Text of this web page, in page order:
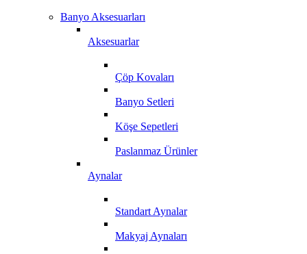
Banyo Aksesuarları
Aksesuarlar
Çöp Kovaları
Banyo Setleri
Köşe Sepetleri
Paslanmaz Ürünler
Aynalar
Standart Aynalar
Makyaj Aynaları